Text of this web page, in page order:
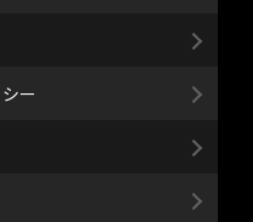
ー